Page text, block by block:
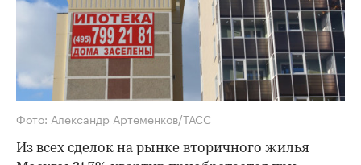
Фото: Александр Артеменков/ТАСС
Из всех сделок на рынке вторичного жилья